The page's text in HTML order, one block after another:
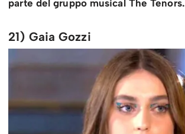
parte del gruppo musical The Tenors.
21) Gaia Gozzi